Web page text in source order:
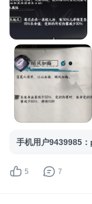
手机用户9439985 ：
5 7